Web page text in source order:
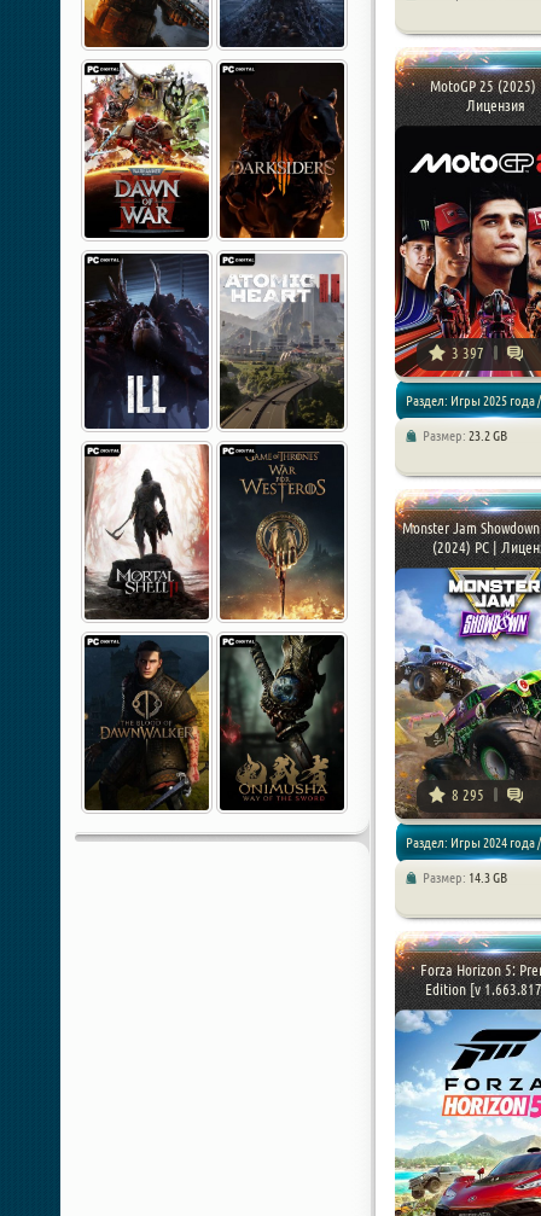
MotoGP 25 (2025)
Лицензия
3 397
Раздел: Игры 2025 года
Размер: 23.2 GB
Monster Jam
(2024) PC |
8 295
Раздел: Игры 2024 года
Размер: 14.3 GB
Forza Horizon 5:
Edition [v